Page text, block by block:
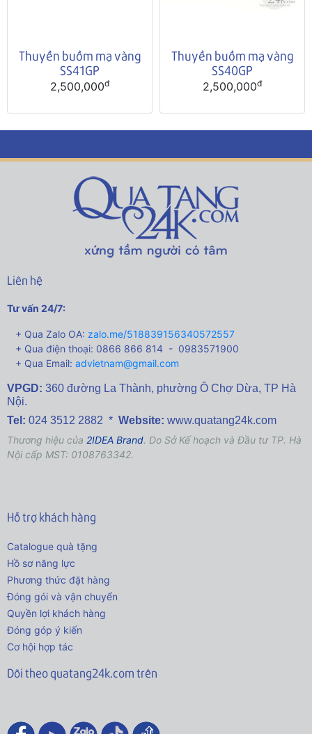
Thuyền buồm mạ vàng
SS41GP
2,500,000đ
Thuyền buồm mạ vàng
SS40GP
2,500,000đ
Liên hệ
Tư vấn 24/7:
+ Qua Zalo OA: zalo.me/518839156340572557
+ Qua điện thoại: 0866 866 814 - 0983571900
+ Qua Email: advietnam@gmail.com
VPGD: 360 đường La Thành, phường Ô Chợ Dừa, TP Hà
Nội.
Tel: 024 3512 2882 * Website: www.quatang24k.com
Thương hiệu của 2IDEA Brand. Do Sở Kế hoạch và Đầu tư TP. Hà
Nội cấp MST: 0108763342.
Hỗ trợ khách hàng
Catalogue quà tặng
Hồ sơ năng lực
Phương thức đặt hàng
Đóng gói và vận chuyển
Quyền lợi khách hàng
Đóng góp ý kiến
Cơ hội hợp tác
Dõi theo quatang24k.com trên